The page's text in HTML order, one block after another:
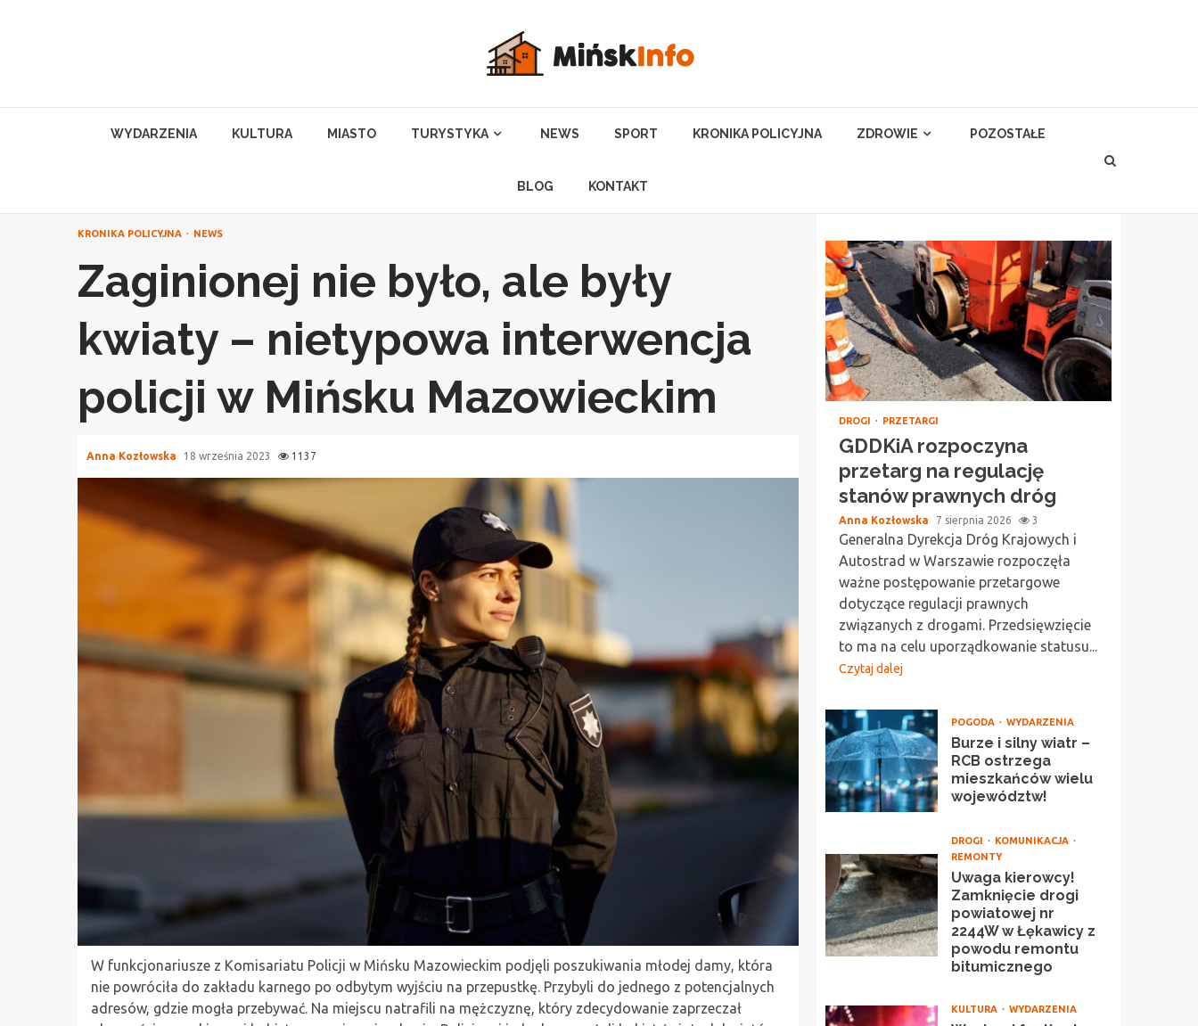
WYDARZENIA KULTURA MIASTO TURYSTYKA NEWS SPORT KRONIKA POLICYJNA ZDROWIE POZOSTAŁE
BLOG KONTAKT
KRONIKA POLICYJNA NEWS
Zaginionej nie było, ale były
kwiaty – nietypowa interwencja
policji w Mińsku Mazowieckim
Anna Kozłowska 18 września 2023 1137
W funkcjonariusze z Komisariatu Policji w Mińsku Mazowieckim podjęli poszukiwania młodej damy, która
nie powróciła do zakładu karnego po odbytym wyjściu na przepustkę. Przybyli do jednego z potencjalnych
adresów, gdzie mogła przebywać. Na miejscu natrafili na mężczyznę, który zdecydowanie zaprzeczał
DROGI PRZETARGI
GDDKiA rozpoczyna
przetarg na regulację
stanów prawnych dróg
Anna Kozłowska 7 sierpnia 2026 3
Generalna Dyrekcja Dróg Krajowych i
Autostrad w Warszawie rozpoczęła
ważne postępowanie przetargowe
dotyczące regulacji prawnych
związanych z drogami. Przedsięwzięcie
to ma na celu uporządkowanie statusu...
Czytaj dalej
POGODA WYDARZENIA
Burze i silny wiatr –
RCB ostrzega
mieszkańców wielu
województw!
DROGI
KOMUNIKACJA
REMONTY
Uwaga kierowcy!
Zamknięcie drogi
powiatowej nr
2244W w Łękawicy z
powodu remontu
bitumicznego
KULTURA WYDARZENIA